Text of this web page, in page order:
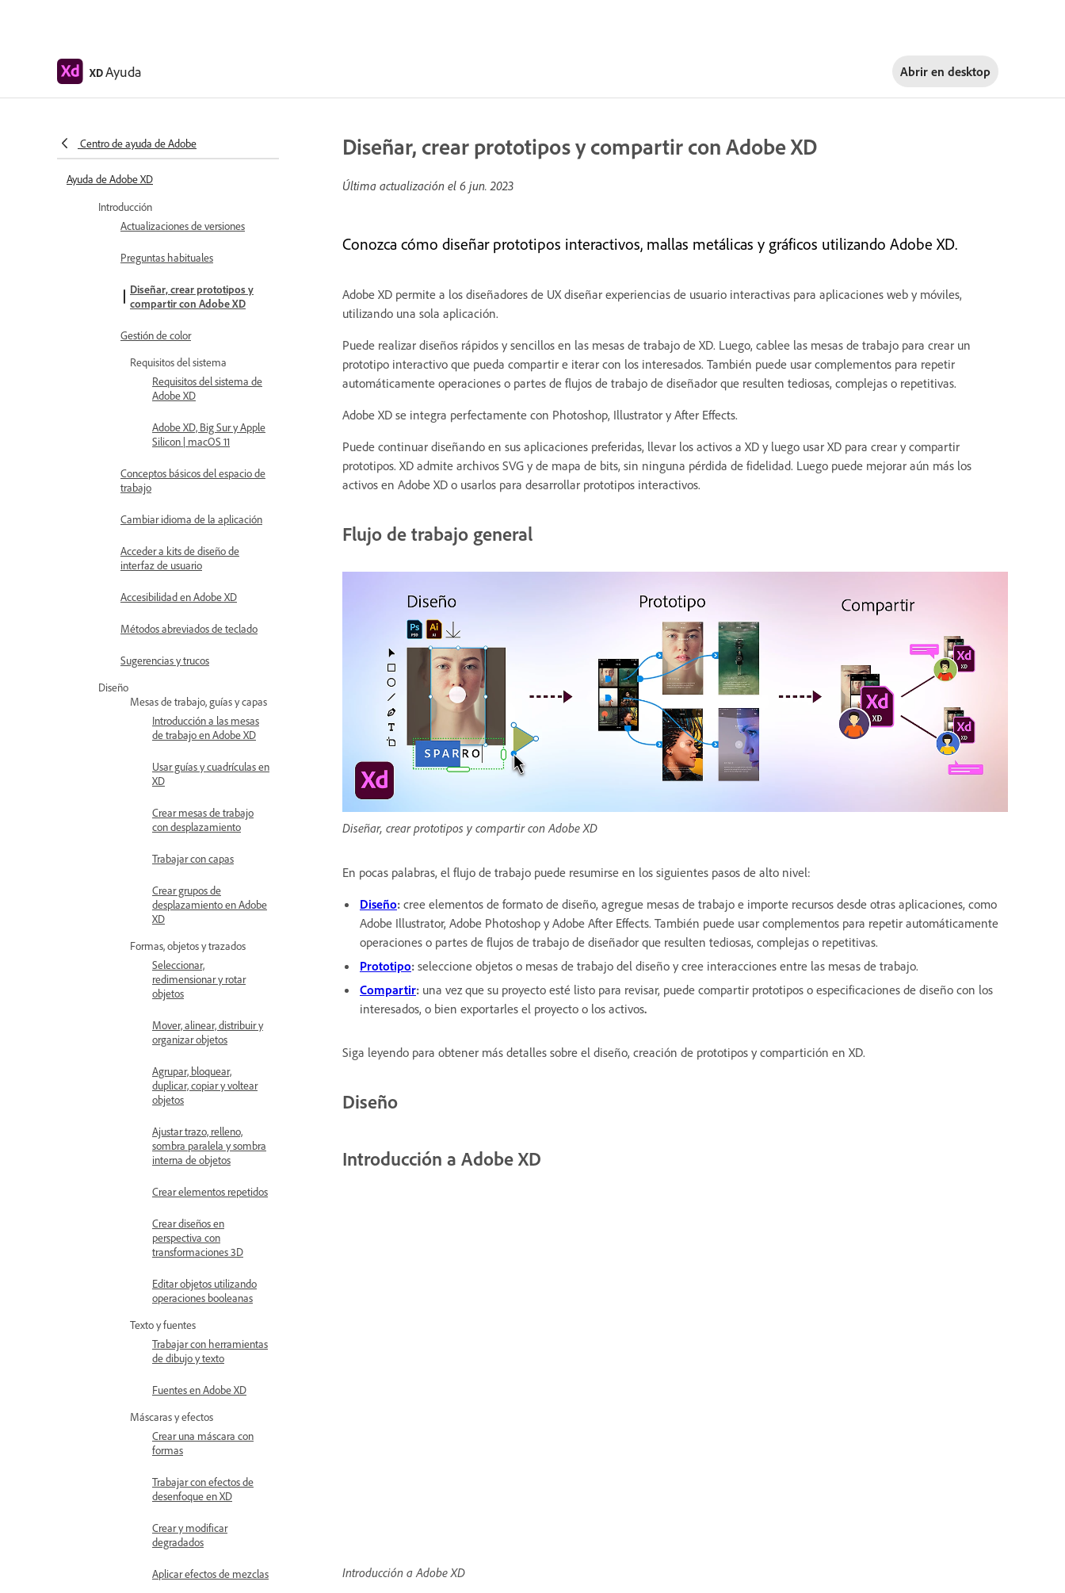
XDAyuda Abrir en desktop
Centro de ayuda de Adobe
Ayuda de Adobe XD
Introducción
Actualizaciones de versiones
Preguntas habituales
Diseñar, crear prototipos y
compartir con Adobe XD
Gestión de color
Requisitos del sistema
Requisitos del sistema de
Adobe XD
Adobe XD, Big Sur y Apple
Silicon | macOS 11
Conceptos básicos del espacio de
trabajo
Cambiar idioma de la aplicación
Acceder a kits de diseño de
interfaz de usuario
Accesibilidad en Adobe XD
Métodos abreviados de teclado
Sugerencias y trucos
Diseño
Mesas de trabajo, guías y capas
Introducción a las mesas
de trabajo en Adobe XD
Usar guías y cuadrículas en
XD
Crear mesas de trabajo
con desplazamiento
Trabajar con capas
Crear grupos de
desplazamiento en Adobe
XD
Formas, objetos y trazados
Seleccionar,
redimensionar y rotar
objetos
Mover, alinear, distribuir y
organizar objetos
Agrupar, bloquear,
duplicar, copiar y voltear
objetos
Ajustar trazo, relleno,
sombra paralela y sombra
interna de objetos
Crear elementos repetidos
Crear diseños en
perspectiva con
transformaciones 3D
Editar objetos utilizando
operaciones booleanas
Texto y fuentes
Trabajar con herramientas
de dibujo y texto
Fuentes en Adobe XD
Máscaras y efectos
Crear una máscara con
formas
Trabajar con efectos de
desenfoque en XD
Crear y modificar
degradados
Aplicar efectos de mezclas
Diseñar, crear prototipos y compartir con Adobe XD
Última actualización el 6 jun. 2023
Conozca cómo diseñar prototipos interactivos, mallas metálicas y gráficos utilizando Adobe XD.
Adobe XD permite a los diseñadores de UX diseñar experiencias de usuario interactivas para aplicaciones web y móviles,
utilizando una sola aplicación.
Puede realizar diseños rápidos y sencillos en las mesas de trabajo de XD. Luego, cablee las mesas de trabajo para crear un
prototipo interactivo que pueda compartir e iterar con los interesados. También puede usar complementos para repetir
automáticamente operaciones o partes de flujos de trabajo de diseñador que resulten tediosas, complejas o repetitivas.
Adobe XD se integra perfectamente con Photoshop, Illustrator y After Effects.
Puede continuar diseñando en sus aplicaciones preferidas, llevar los activos a XD y luego usar XD para crear y compartir
prototipos. XD admite archivos SVG y de mapa de bits, sin ninguna pérdida de fidelidad. Luego puede mejorar aún más los
activos en Adobe XD o usarlos para desarrollar prototipos interactivos.
Flujo de trabajo general
Diseñar, crear prototipos y compartir con Adobe XD
En pocas palabras, el flujo de trabajo puede resumirse en los siguientes pasos de alto nivel:
Diseño: cree elementos de formato de diseño, agregue mesas de trabajo e importe recursos desde otras aplicaciones, como
Adobe Illustrator, Adobe Photoshop y Adobe After Effects. También puede usar complementos para repetir automáticamente
operaciones o partes de flujos de trabajo de diseñador que resulten tediosas, complejas o repetitivas.
Prototipo: seleccione objetos o mesas de trabajo del diseño y cree interacciones entre las mesas de trabajo.
Compartir: una vez que su proyecto esté listo para revisar, puede compartir prototipos o especificaciones de diseño con los
interesados, o bien exportarles el proyecto o los activos.
Siga leyendo para obtener más detalles sobre el diseño, creación de prototipos y compartición en XD.
Diseño
Introducción a Adobe XD
Introducción a Adobe XD